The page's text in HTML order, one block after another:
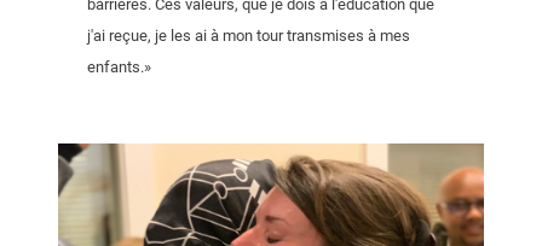
barrières. Ces valeurs, que je dois à l'éducation que
j'ai reçue, je les ai à mon tour transmises à mes
enfants.»